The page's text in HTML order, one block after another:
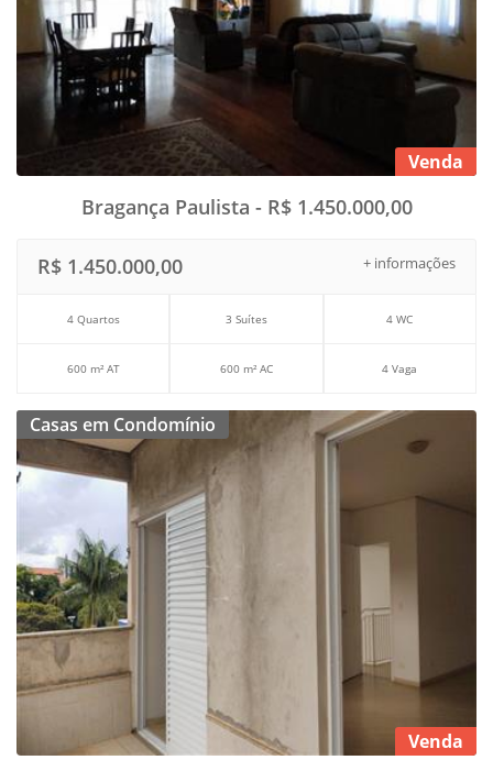
Venda
Bragança Paulista - R$ 1.450.000,00
+ informações
R$ 1.450.000,00
4 Quartos 3 Suítes 4 WC
600 m² AT 600 m² AC 4 Vaga
Casas em Condomínio
Venda